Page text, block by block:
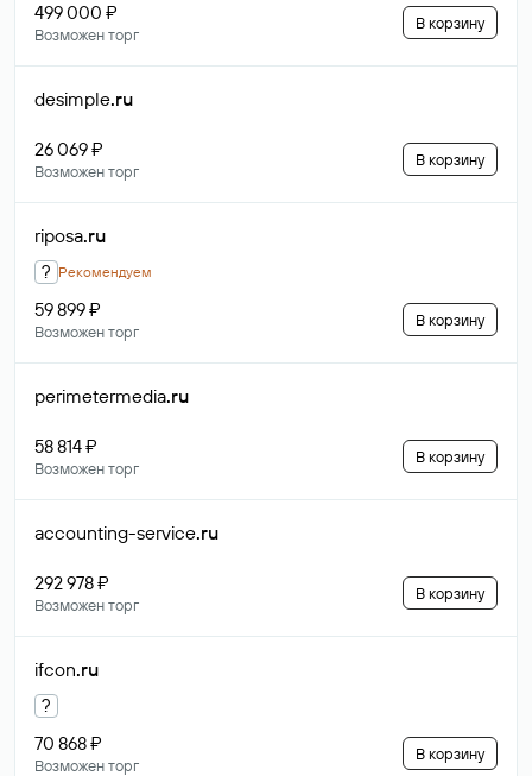
499 000 ₽
Возможен торг
В корзину
desimple.ru
26 069 ₽
Возможен торг
В корзину
riposa.ru
? Рекомендуем
59 899 ₽
Возможен торг
В корзину
perimetermedia.ru
58 814 ₽
Возможен торг
В корзину
accounting-service.ru
292 978 ₽
Возможен торг
В корзину
ifcon.ru
?
70 868 ₽
Возможен торг
В корзину